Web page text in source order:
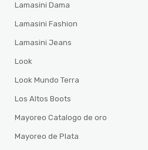
Lamasini Dama
Lamasini Fashion
Lamasini Jeans
Look
Look Mundo Terra
Los Altos Boots
Mayoreo Catalogo de oro
Mayoreo de Plata